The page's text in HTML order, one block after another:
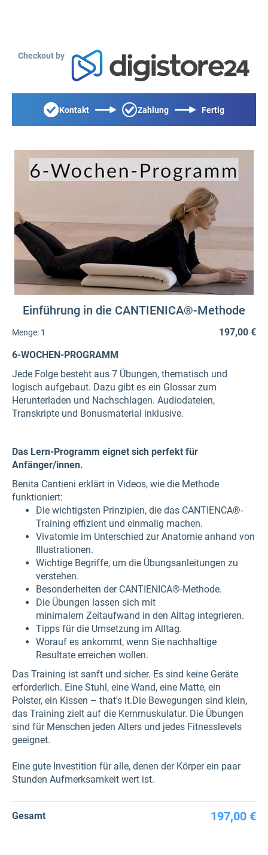
Checkout by
Kontakt Zahlung Fertig
Einführung in die CANTIENICA®-Methode
Menge: 1
197,00 €
6-WOCHEN-PROGRAMM
Jede Folge besteht aus 7 Übungen, thematisch und
logisch aufgebaut. Dazu gibt es ein Glossar zum
Herunterladen und Nachschlagen. Audiodateien,
Transkripte und Bonusmaterial inklusive.
Das Lern-Programm eignet sich perfekt für
Anfänger/innen.
Benita Cantieni erklärt in Videos, wie die Methode
funktioniert:
Die wichtigsten Prinzipien, die das CANTIENCA®-
Training effizient und einmalig machen.
Vivatomie im Unterschied zur Anatomie anhand von
Illustrationen.
Wichtige Begriffe, um die Übungsanleitungen zu
verstehen.
Besonderheiten der CANTIENICA®-Methode.
Die Übungen lassen sich mit
minimalem Zeitaufwand in den Alltag integrieren.
Tipps für die Umsetzung im Alltag.
Worauf es ankommt, wenn Sie nachhaltige
Resultate erreichen wollen.​
Das Training ist sanft und sicher. Es sind keine Geräte
erforderlich. Eine Stuhl, eine Wand, eine Matte, ein
Polster, ein Kissen – that's it.Die Bewegungen sind klein,
das Training zielt auf die Kernmuskulatur. Die Übungen
sind für Menschen jeden Alters und jedes Fitnesslevels
geeignet.
Eine gute Investition für alle, denen der Körper ein paar
Stunden Aufmerksamkeit wert ist.
Gesamt 197,00 €